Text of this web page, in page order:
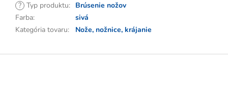
? Typ produktu: Brúsenie nožov
Farba:
sivá
Kategória tovaru: Nože, nožnice, krájanie
Z